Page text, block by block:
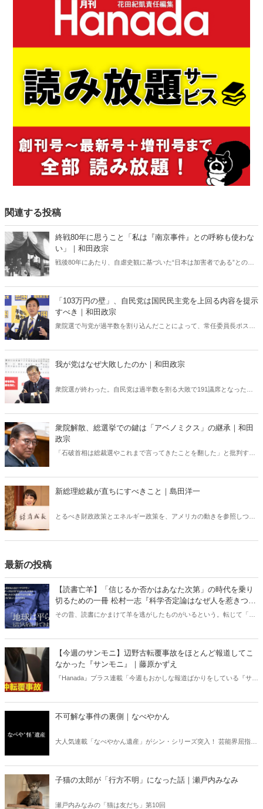
関連する投稿
終戦80年に思うこと「私は『南京事件』との呼称も使わな
い」｜和田政宗
戦後80年にあたり、自虐史観に基づいた“日本は加害者である”との番
う。しかし、南京戦において日本軍は意図的に住民を殺害したとの記
述は公文書に存在しない――。
「103万円の壁」、自民党は国民民主党を上回る内容を提示
すべき｜和田政宗
衆院選で与党が過半数を割り込んだことによって、常任委員長ポスト
なのか。（写真提供／産経新聞社）
我が党はなぜ大敗したのか｜和田政宗
衆院選が終わった。自民党は過半数を割る大敗で191議席となった。
衆院解散、総選挙での鍵は「アベノミクス」の継承｜和田
政宗
「石破首相は総裁選やこれまで言ってきたことを翻した」と批判する
い道である――。
新総理総裁が直ちにすべきこと｜島田洋一
とるべき財政政策とエネルギー政策を、アメリカの動きを参照しつつ
最新の投稿
【読書亡羊】「信じるか否かはあなた次第」の時代を乗り
切るための一冊 松村一志『科学否定論はなぜ人を惹きつけ
るのか』（ちくま新書）｜梶原麻衣子
その昔、読書にかまけて羊を逃がしたものがいるという。転じて「読
ある。元月刊『Hanada』編集部員のライター・梶原がお送りする時事
書評！
【今週のサンモニ】辺野古転覆事故をほとんど報道してこ
なかった『サンモニ』｜藤原かずえ
『Hanada』プラス連載「今週もおかしな報道ばかりをしている『サン
不可解な事件の裏側｜なべやかん
大人気連載「なべやかん遺産」がシン・シリーズ突入！ 芸能界屈指の
信じるか信じないかは、あなた次第！ 芸能ニュース
子猫の太郎が「行方不明」になった話｜瀬戸内みなみ
瀬戸内みなみの「猫は友だち」第10回